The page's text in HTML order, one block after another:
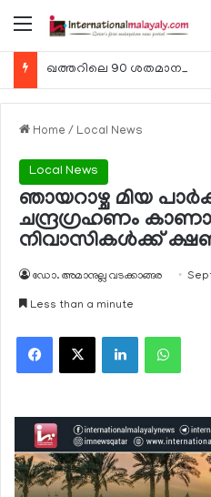
Menu
Home / Local News
Local News
ഞായറാഴ്ച മിയ
ചന്ദ്രഗ്രഹണം
നിവാസികള്‍ക്ക്
ഡോ. അമാനുല്ല വടക്കാങ്ങര
Less than a minute
Facebook
X LinkedIn